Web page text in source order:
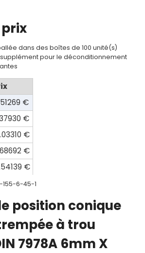
prix
dans des boîtes de 100 unité(s)
pour le déconditionnement
€
€
€
€
€
155-6-45-1
position conique
à trou
7978A 6mm X